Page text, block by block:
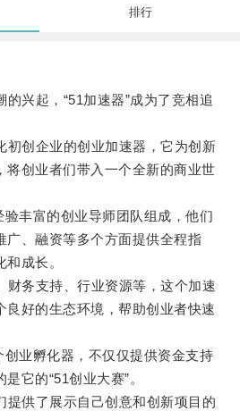
排行
兴起，“51加速器”成为了竞相追
创企业的创业加速器，它为创新
将创业者们带入一个全新的商业世
丰富的创业导师团队组成，他们
广、融资等多个方面提供全程指
成长。
务支持、行业资源等，这个加速
良好的生态环境，帮助创业者快速
业孵化器，不仅仅提供资金支持
它的“51创业大赛”。
供了展示自己创意和创新项目的